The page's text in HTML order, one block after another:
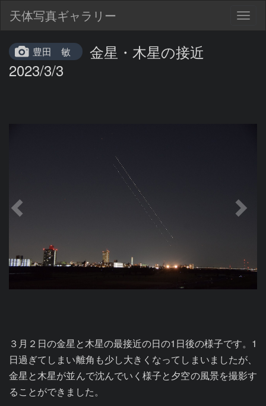
天体写真ギャラリー
豊田 敏
金星・木星の接近
2023/3/3
３月２日の金星と木星の最接近の日の1日後の様子です。1
日過ぎてしまい離角も少し大きくなってしまいましたが、
金星と木星が並んで沈んでいく様子と夕空の風景を撮影す
ることができました。